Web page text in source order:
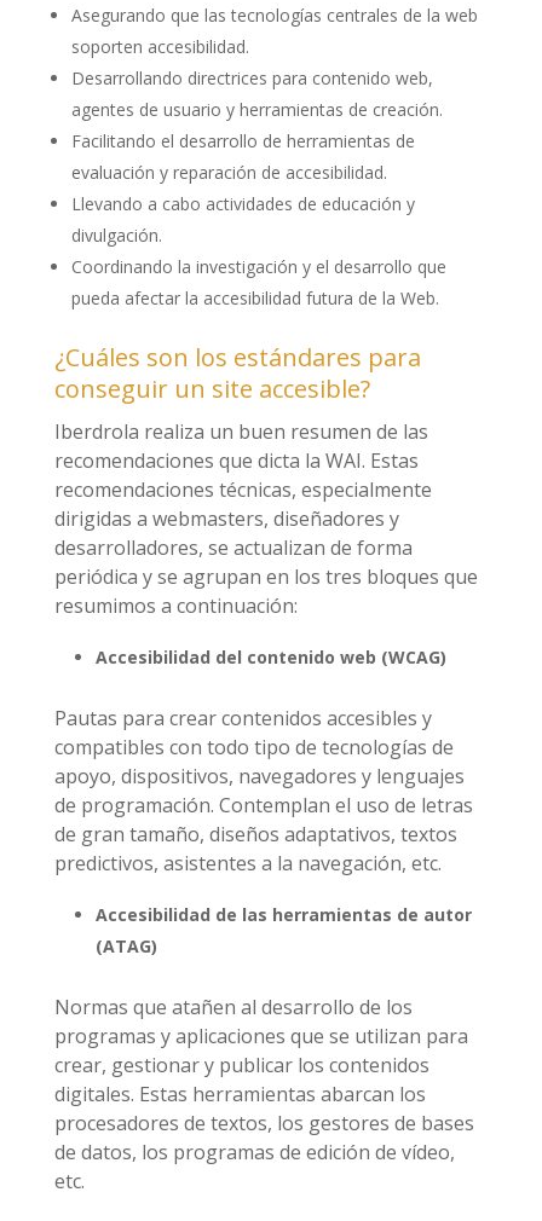
Asegurando que las tecnologías centrales de la web
soporten accesibilidad.
Desarrollando directrices para contenido web,
agentes de usuario y herramientas de creación.
Facilitando el desarrollo de herramientas de
evaluación y reparación de accesibilidad.
Llevando a cabo actividades de educación y
divulgación.
Coordinando la investigación y el desarrollo que
pueda afectar la accesibilidad futura de la Web.
¿Cuáles son los estándares para
conseguir un site accesible?
Iberdrola realiza un buen resumen de las
recomendaciones que dicta la WAI. Estas
recomendaciones técnicas, especialmente
dirigidas a webmasters, diseñadores y
desarrolladores, se actualizan de forma
periódica y se agrupan en los tres bloques que
resumimos a continuación:
Accesibilidad del contenido web (WCAG)
Pautas para crear contenidos accesibles y
compatibles con todo tipo de tecnologías de
apoyo, dispositivos, navegadores y lenguajes
de programación. Contemplan el uso de letras
de gran tamaño, diseños adaptativos, textos
predictivos, asistentes a la navegación, etc.
Accesibilidad de las herramientas de autor
(ATAG)
Normas que atañen al desarrollo de los
programas y aplicaciones que se utilizan para
crear, gestionar y publicar los contenidos
digitales. Estas herramientas abarcan los
procesadores de textos, los gestores de bases
de datos, los programas de edición de vídeo,
etc.